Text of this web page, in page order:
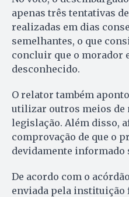
apenas três tentativas
realizadas em dias
semelhantes, o que
concluir que o morador
desconhecido.
O relator também
utilizar outros meios de
legislação. Além disso,
comprovação de que o
devidamente informado
De acordo com o
enviada pela